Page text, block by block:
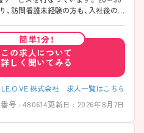
訪問看護未経験の方も、入社後の研
。 ご興味ある方には、
お話しいたしますのでお気軽にご
簡単1分！
この求人について
詳しく聞いてみる
LE.O.VE 株式会社 求人一覧はこちら
号 : 480614更新日 : 2026年8月7日